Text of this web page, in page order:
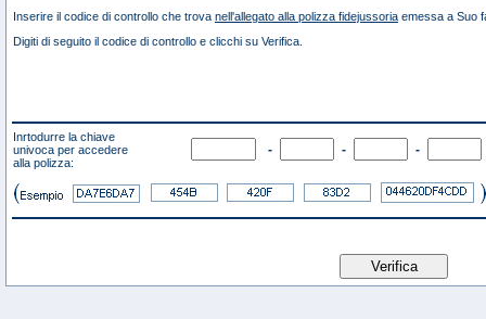
Inserire il codice di controllo che trova nell'allegato alla polizza fidejussoria emessa a Suo
Digiti di seguito il codice di controllo e clicchi su Verifica.
Inrtodurre la chiave
univoca per accedere
alla polizza:
- - -